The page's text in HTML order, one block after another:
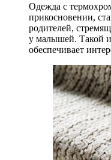
Одежда с
прикосновении,
родителей,
у малышей. Такой
обеспечивает